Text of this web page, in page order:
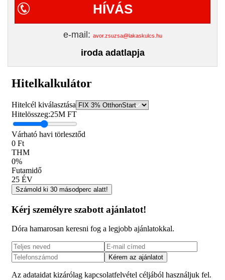
HÍVÁS
e-mail: avor.zsuzsa@lakaskulcs.hu
iroda adatlapja